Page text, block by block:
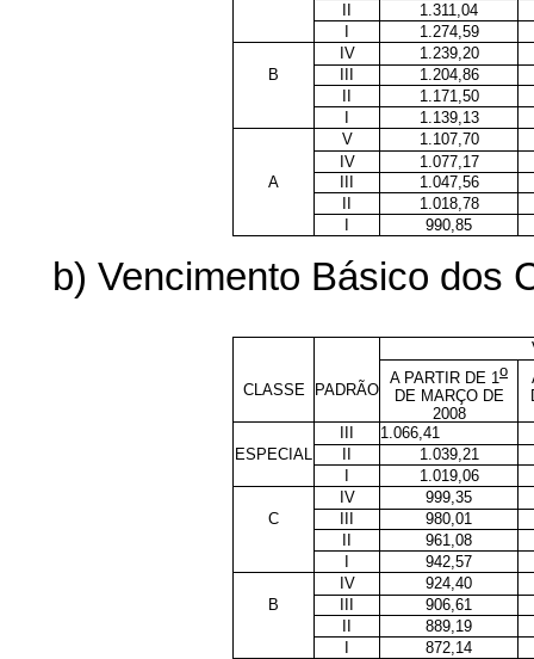
1.311,04
1.274,59
IV
1.239,20
B
1.204,86
1.171,50
1.139,13
V
1.107,70
IV
1.077,17
A
1.047,56
1.018,78
990,85
b) Vencimento Básico dos
CLASSE PADRÃO
A PARTIR DE 1o
DE MARÇO DE
2008
1.066,41
ESPECIAL
1.039,21
1.019,06
IV
999,35
C
980,01
961,08
942,57
IV
924,40
B
906,61
889,19
872,14